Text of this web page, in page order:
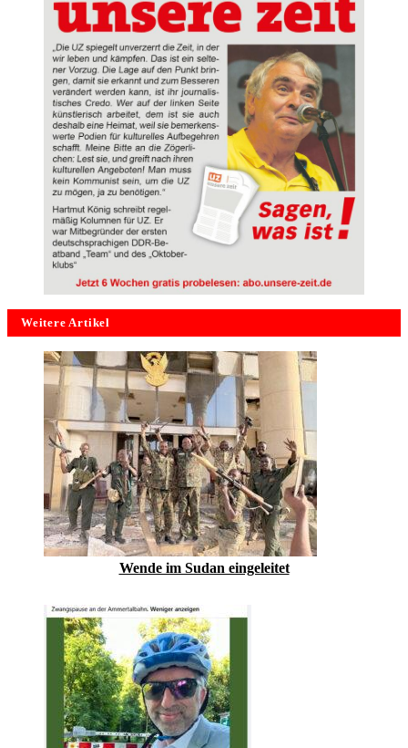
Weitere Artikel
Wende im Sudan eingeleitet